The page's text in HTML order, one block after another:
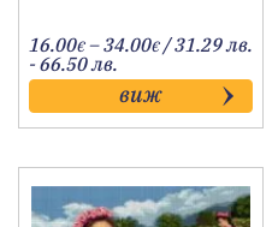
16.00€ –34.00€Price
range:
16.00€
through
34.00€
/ 31.29 лв.
- 66.50 лв.
виж